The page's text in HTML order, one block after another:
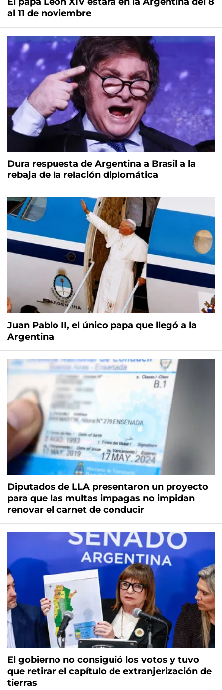
al 11 de noviembre
Dura respuesta de Argentina a Brasil a la
rebaja de la relación diplomática
Juan Pablo II, el único papa que llegó a la
Argentina
Diputados de LLA presentaron un proyecto
para que las multas impagas no impidan
renovar el carnet de conducir
El gobierno no consiguió los votos y tuvo
que retirar el capítulo de extranjerización de
tierras